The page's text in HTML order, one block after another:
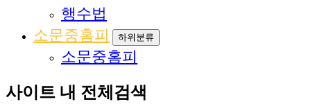
행수법
소문중홈피
하위분류
소문중홈피
사이트 내 전체검색